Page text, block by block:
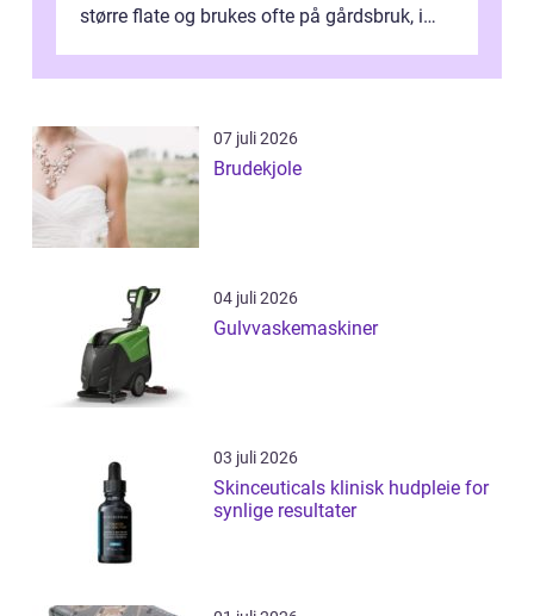
større flate og brukes ofte på gårdsbruk, i
07 juli 2026
Brudekjole
04 juli 2026
Gulvvaskemaskiner
03 juli 2026
Skinceuticals klinisk hudpleie for
synlige resultater